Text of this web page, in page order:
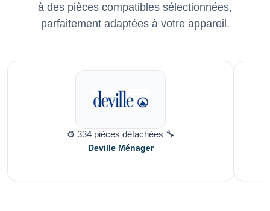
à des pièces compatibles sélectionnées,
parfaitement adaptées à votre appareil.
⚙️ 334 pièces détachées 🔧
Deville Ménager